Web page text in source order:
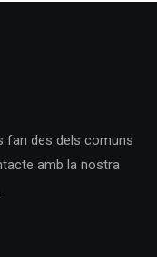
fan des dels comuns
amb la nostra